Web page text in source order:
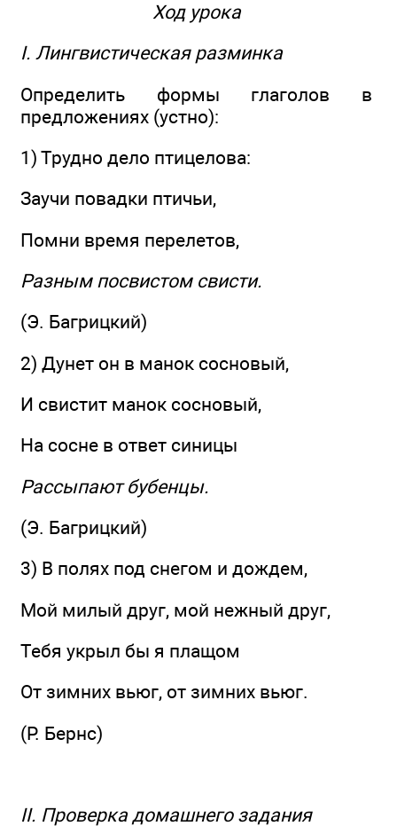
Ход урока
I. Лингвистическая разминка
Определить формы глаголов в
предложениях (устно):
1) Трудно дело птицелова:
Заучи повадки птичьи,
Помни время перелетов,
Разным посвистом свисти.
(Э. Багрицкий)
2) Дунет он в манок сосновый,
И свистит манок сосновый,
На сосне в ответ синицы
Рассыпают бубенцы.
(Э. Багрицкий)
3) В полях под снегом и дождем,
Мой милый друг, мой нежный друг,
Тебя укрыл бы я плащом
От зимних вьюг, от зимних вьюг.
(Р. Бернс)
II. Проверка домашнего задания